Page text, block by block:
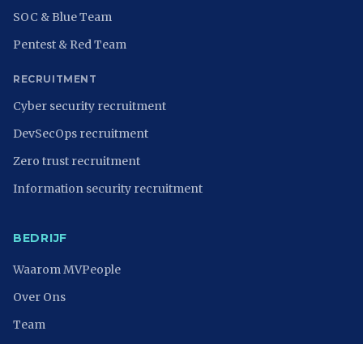
SOC & Blue Team
Pentest & Red Team
RECRUITMENT
Cyber security recruitment
DevSecOps recruitment
Zero trust recruitment
Information security recruitment
BEDRIJF
Waarom MVPeople
Over Ons
Team